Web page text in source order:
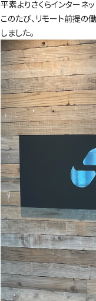
平素よりさくらインターネ
このたび、リモート前提の
しました。